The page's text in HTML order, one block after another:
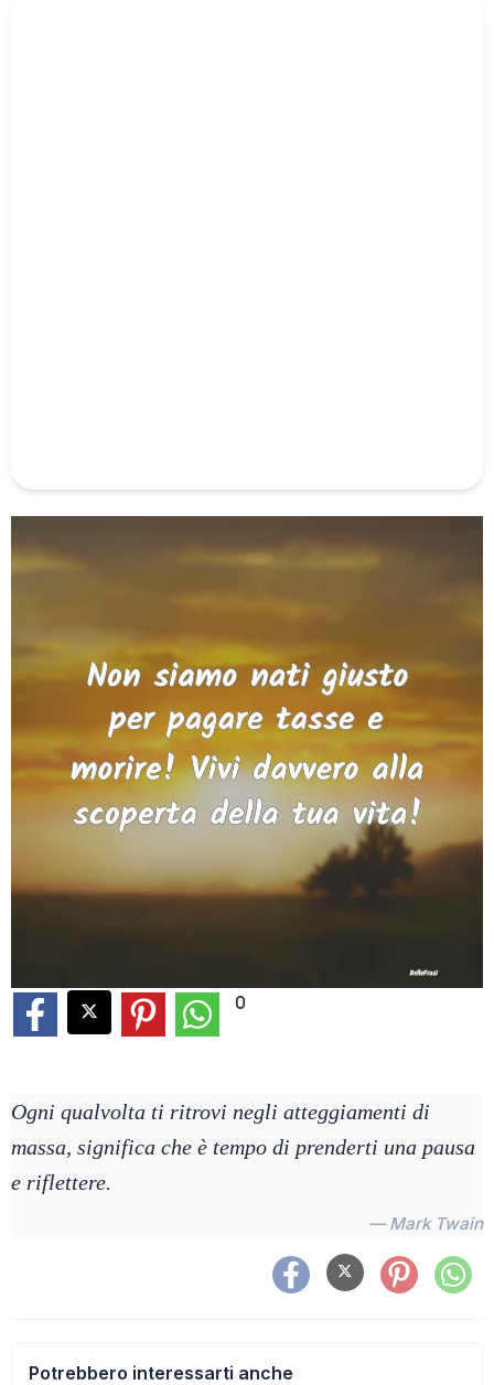
0
Ogni qualvolta ti ritrovi negli atteggiamenti di
massa, significa che è tempo di prenderti una pausa
e riflettere.
— Mark Twain
Potrebbero interessarti anche